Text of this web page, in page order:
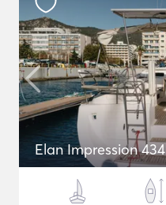
Elan Impression 434